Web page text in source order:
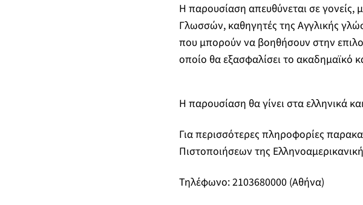
Η παρουσίαση απευθύνεται σε γονείς,
Γλωσσών, καθηγητές της Αγγλικής
που μπορούν να βοηθήσουν στην
οποίο θα εξασφαλίσει το ακαδημαϊκό
Η παρουσίαση θα γίνει στα ελληνικά
Για περισσότερες πληροφορίες
Πιστοποιήσεων της
Τηλέφωνο: 2103680000 (Αθήνα)